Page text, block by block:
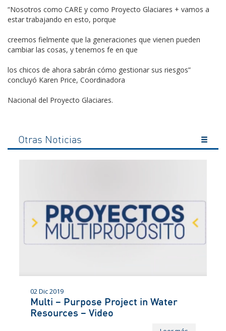
“Nosotros como CARE y como Proyecto Glaciares + vamos a
estar trabajando en esto, porque
creemos fielmente que la generaciones que vienen pueden
cambiar las cosas, y tenemos fe en que
los chicos de ahora sabrán cómo gestionar sus riesgos”
concluyó Karen Price, Coordinadora
Nacional del Proyecto Glaciares.
Otras Noticias
02 Dic 2019
Multi – Purpose Project in Water
Resources – Video